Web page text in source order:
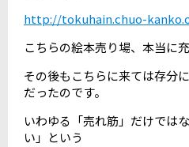
http://tokuhain.chuo-
こちらの絵本売り場、本当に
その後もこちらに来ては存分
だったのです。
いわゆる「売れ筋」だけでは
い」という